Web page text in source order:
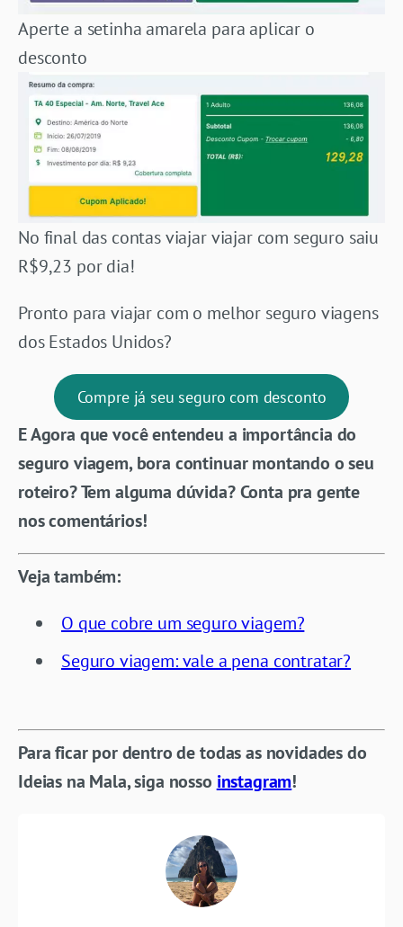
Aperte a setinha amarela para aplicar o
desconto
No final das contas viajar viajar com seguro saiu
R$9,23 por dia!
Pronto para viajar com o melhor seguro viagens
dos Estados Unidos?
Compre já seu seguro com desconto
E Agora que você entendeu a importância do
seguro viagem, bora continuar montando o seu
roteiro? Tem alguma dúvida? Conta pra gente
nos comentários!
Veja também:
O que cobre um seguro viagem?
Seguro viagem: vale a pena contratar?
Para ficar por dentro de todas as novidades do
Ideias na Mala, siga nosso instagram!